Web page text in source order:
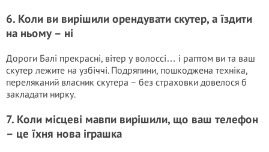
6. Коли ви вирішили орендувати скутер, а їздити
на ньому – ні
Дороги Балі прекрасні, вітер у волоссі… і раптом ви та ваш
скутер лежите на узбіччі. Подряпини, пошкоджена техніка,
переляканий власник скутера – без страховки довелося б
закладати нирку.
7. Коли місцеві мавпи вирішили, що ваш телефон
– це їхня нова іграшка